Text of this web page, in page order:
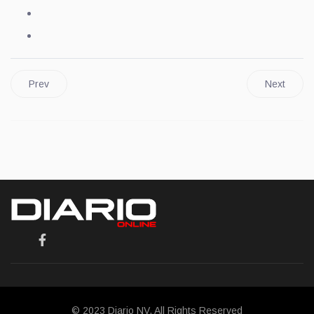
Prev Next
© 2023 Diario NV. All Rights Reserved